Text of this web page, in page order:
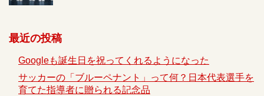
最近の投稿
Googleも誕生日を祝ってくれるようになった
サッカーの「ブルーペナント」って何？日本代表選手を
育てた指導者に贈られる記念品